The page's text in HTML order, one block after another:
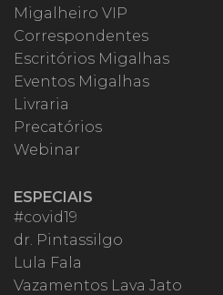
Migalheiro VIP
Correspondentes
Escritórios Migalhas
Eventos Migalhas
Livraria
Precatórios
Webinar
ESPECIAIS
#covid19
dr. Pintassilgo
Lula Fala
Vazamentos Lava Jato